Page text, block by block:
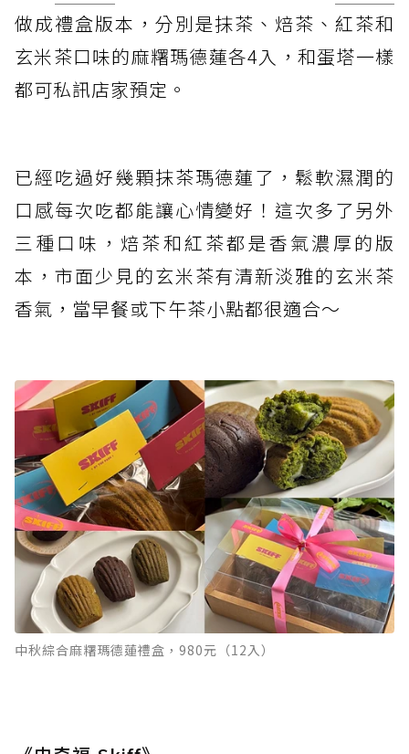
做成禮盒版本，分別是抹茶、焙茶、紅茶和
玄米茶口味的麻糬瑪德蓮各4入，和蛋塔一樣
都可私訊店家預定。
已經吃過好幾顆抹茶瑪德蓮了，鬆軟濕潤的
口感每次吃都能讓心情變好！這次多了另外
三種口味，焙茶和紅茶都是香氣濃厚的版
本，市面少見的玄米茶有清新淡雅的玄米茶
香氣，當早餐或下午茶小點都很適合～
中秋綜合麻糬瑪德蓮禮盒，980元（12入）